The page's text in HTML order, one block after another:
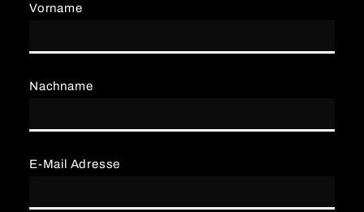
Vorname
E-Mail Adresse
Nachname